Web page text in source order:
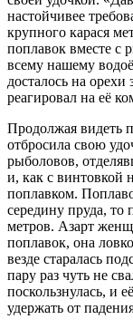
настойчивее
крупного карася
поплавок вместе с
всему нашему
досталось на орехи
реагировал на её
Продолжая видеть
отбросила свою
рыболовов,
и, как с винтовкой
поплавком.
середину пруда, то
метров. Азарт
поплавок, она
везде старалась
пару раз чуть не
поскользнулась, и
удержать от